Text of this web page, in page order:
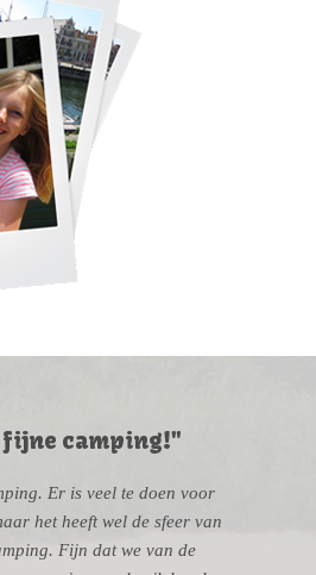
camping!"
Er is veel te doen voor
het heeft wel de sfeer van
Fijn dat we van de